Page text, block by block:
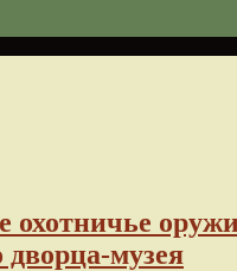
охотничье
дворца-музея